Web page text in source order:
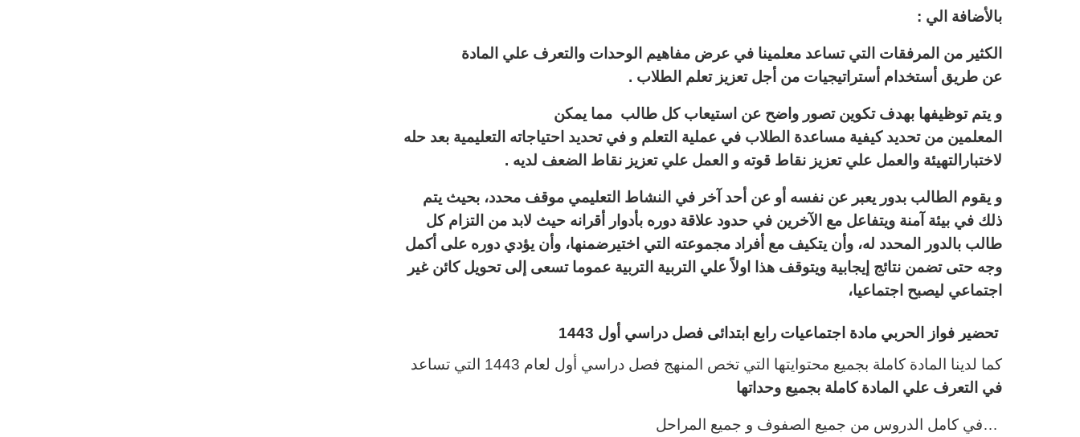
بالأضافة الي :
الكثير من المرفقات التي تساعد معلمينا في عرض مفاهيم الوحدات والتعرف علي المادة
عن طريق أستخدام أستراتيجيات من أجل تعزيز تعلم الطلاب .
و يتم توظيفها بهدف تكوين تصور واضح عن استيعاب كل طالب مما يمكن
المعلمين من تحديد كيفية مساعدة الطلاب في عملية التعلم و في تحديد احتياجاته التعليمية بعد حله
لاختبارالتهيئة والعمل علي تعزيز نقاط قوته و العمل علي تعزيز نقاط الضعف لديه .
و يقوم الطالب بدور يعبر عن نفسه أو عن أحد آخر في النشاط التعليمي موقف محدد، بحيث يتم
ذلك في بيئة آمنة ويتفاعل مع الآخرين في حدود علاقة دوره بأدوار أقرانه حيث لابد من التزام كل
طالب بالدور المحدد له، وأن يتكيف مع أفراد مجموعته التي اختيرضمنها، وأن يؤدي دوره على أكمل
وجه حتى تضمن نتائج إيجابية ويتوقف هذا اولاً علي التربية التربية عموما تسعى إلى تحويل كائن غير
اجتماعي ليصبح اجتماعيا،
تحضير فواز الحربي مادة اجتماعيات رابع ابتدائى فصل دراسي أول 1443
كما لدينا المادة كاملة بجميع محتوايتها التي تخص المنهج فصل دراسي أول لعام 1443 التي تساعد
في التعرف علي المادة كاملة بجميع وحداتها
…في كامل الدروس من جميع الصفوف و جميع المراحل